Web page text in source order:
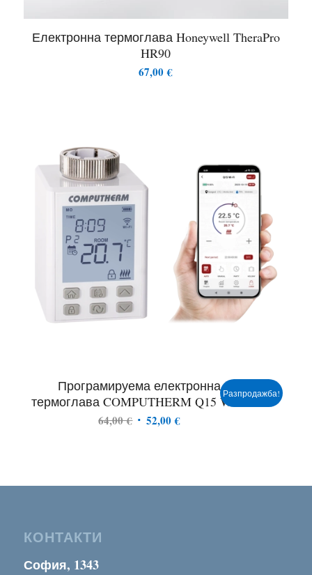
Електронна термоглава Honeywell TheraPro
HR90
67,00€
Програмируема електронна
термоглава COMPUTHERM Q15 WIFI
64,00€ Original
52,00€Текущата
Разпродажба!
КОНТАКТИ
София, 1343